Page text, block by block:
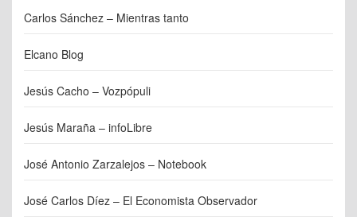
Carlos Sánchez – Mientras tanto
Elcano Blog
Jesús Cacho – Vozpópuli
Jesús Maraña – infoLibre
José Antonio Zarzalejos – Notebook
José Carlos Díez – El Economista Observador